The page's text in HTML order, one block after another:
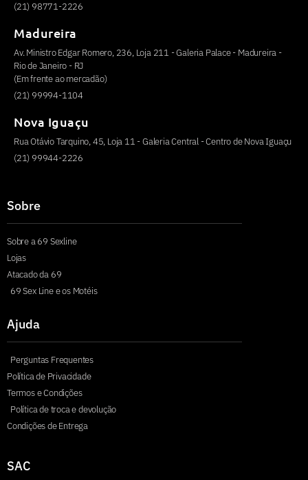
(21) 98771-2226
Madureira
Av. Ministro Edgar Romero, 236, Loja 211 - Galeria Palace - Madureira -
Rio de Janeiro - RJ
(Em frente ao mercadão)
(21) 99994-1104
Nova Iguaçu
Rua Otávio Tarquino, 45, Loja 11 - Galeria Central - Centro de Nova Iguaçu
(21) 99944-2226
Sobre
Sobre a 69 Sexline
Lojas
Atacado da 69
69 Sex Line e os Motéis
Ajuda
Perguntas Frequentes
Política de Privacidade
Termos e Condições
Política de troca e devolução
Condições de Entrega
SAC